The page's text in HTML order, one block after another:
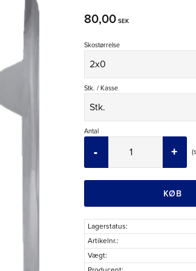
80,00SEK
Skostørrelse
Stk. / Kasse
Antal
+
-
KØB
Lagerstatus
Artikelnr.
Vægt